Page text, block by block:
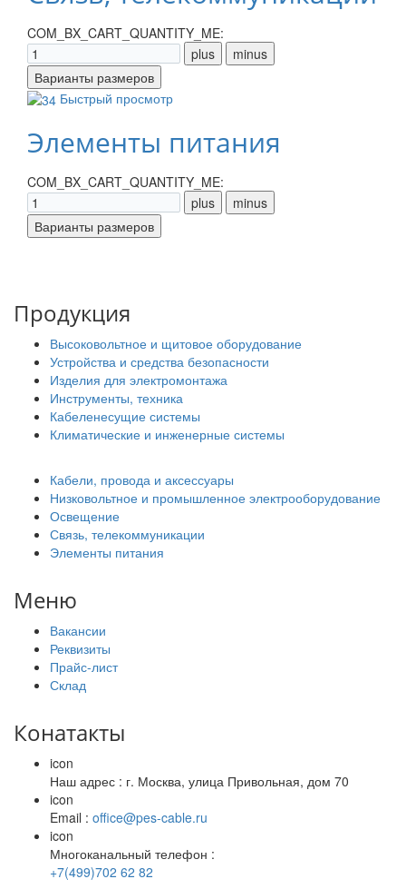
COM_BX_CART_QUANTITY_ME:
Быстрый просмотр
Элементы питания
COM_BX_CART_QUANTITY_ME:
Продукция
Высоковольтное и щитовое оборудование
Устройства и средства безопасности
Изделия для электромонтажа
Инструменты, техника
Кабеленесущие системы
Климатические и инженерные системы
Кабели, провода и аксессуары
Низковольтное и промышленное электрооборудование
Освещение
Связь, телекоммуникации
Элементы питания
Меню
Вакансии
Реквизиты
Прайс-лист
Склад
Конатакты
icon
Наш адрес : г. Москва, улица Привольная, дом 70
icon
Email : office@pes-cable.ru
icon
Многоканальный телефон :
+7(499)702 62 82